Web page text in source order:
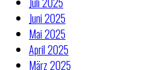
Juni 2025
Mai 2025
April 2025
März 2025